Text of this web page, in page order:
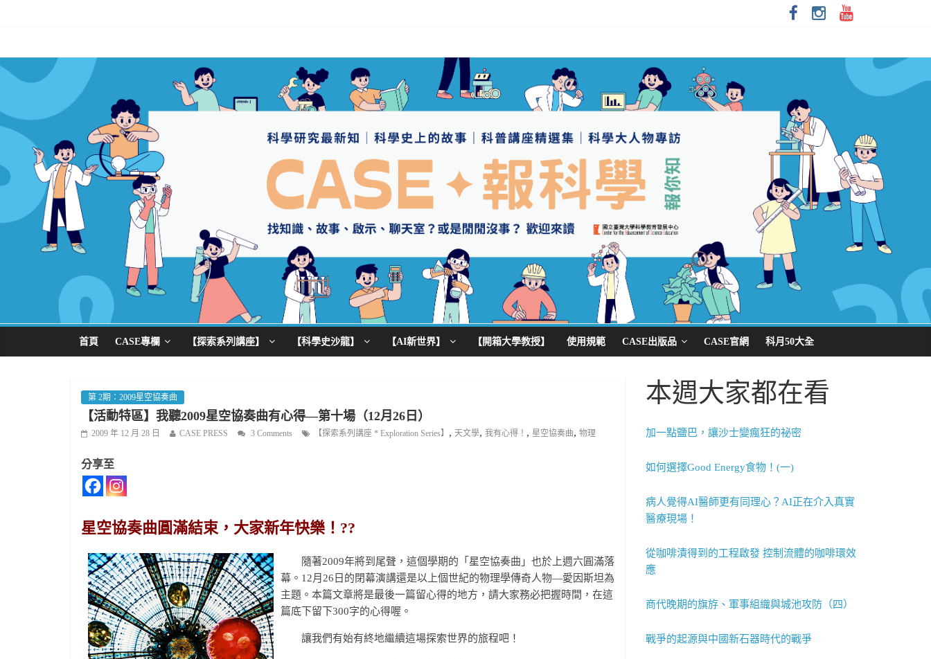
首頁 CASE專欄 【探索系列講座】 【科學史沙龍】 【AI新世界】 【開箱大學教授】 使用規範 CASE出版品 CASE官網 科月50大全
第 2期：2009星空協奏曲
【活動特區】我聽2009星空協奏曲有心得—第十場（12月26日）
2009 年 12 月 28 日 CASE PRESS 3 Comments 【探索系列講座 * Exploration Series】 , 天文學, 我有心得！ , 星空協奏曲, 物理
分享至
星空協奏曲圓滿結束，大家新年快樂！??
隨著2009年將到尾聲，這個學期的「星空協奏曲」也於上週六圓滿落
幕。12月26日的閉幕演講還是以上個世紀的物理學傳奇人物—愛因斯坦為
主題。本篇文章將是最後一篇留心得的地方，請大家務必把握時間，在這
篇底下留下300字的心得喔。
讓我們有始有終地繼續這場探索世界的旅程吧！
本週大家都在看
加一點鹽巴，讓沙士變瘋狂的祕密
如何選擇Good Energy食物！(一)
病人覺得AI醫師更有同理心？AI正在介入真實
醫療現場！
從咖啡漬得到的工程啟發 控制流體的咖啡環效
應
商代晚期的旗斿、軍事組織與城池攻防（四）
戰爭的起源與中國新石器時代的戰爭